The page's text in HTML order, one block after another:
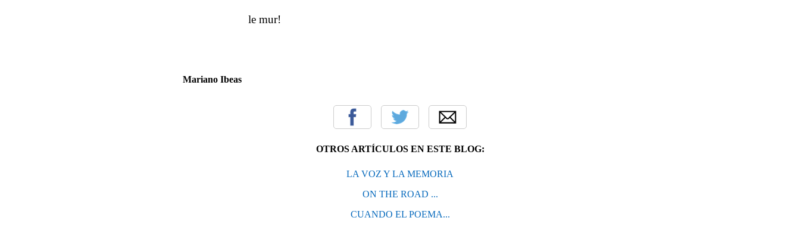
le mur!
Mariano Ibeas
OTROS ARTÍCULOS EN ESTE BLOG:
LA VOZ Y LA MEMORIA
ON THE ROAD ...
CUANDO EL POEMA...